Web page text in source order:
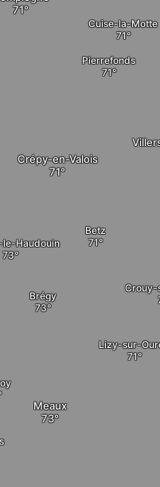
Crépy-en-Valois
Betz
Pierrefonds
Crouy-
Lizy-sur-
Meaux
Brégy
Cuise-la-Motte
le-Haudouin